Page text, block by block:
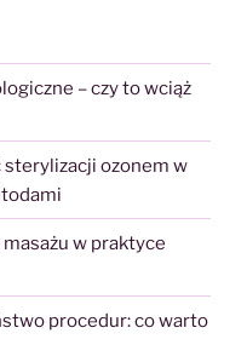
– czy to wciąż
ozonem w
w praktyce
procedur: co warto